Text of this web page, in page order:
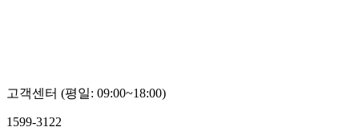
고객센터 (평일: 09:00~18:00)
1599-3122